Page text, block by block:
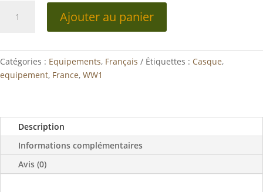
WW1
Ajouter au panier
Catégories : Equipements, Français Étiquettes : Casque,
equipement, France, WW1
Description
Informations complémentaires
Avis (0)